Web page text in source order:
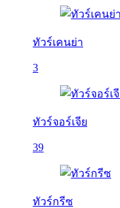
ทัวร์เคนย่า
3
ทัวร์จอร์เจีย
39
ทัวร์กรีซ